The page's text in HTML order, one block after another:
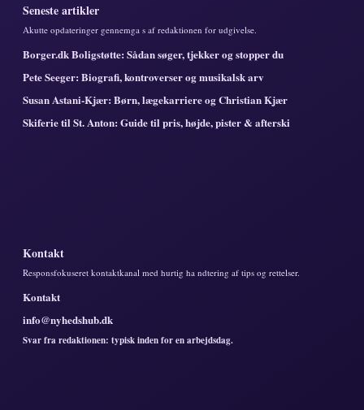
Seneste artikler
Akutte opdateringer gennemga s af redaktionen for udgivelse.
Borger.dk Boligstøtte: Sådan søger, tjekker og stopper du
Pete Seeger: Biografi, kontroverser og musikalsk arv
Susan Astani-Kjær: Børn, lægekarriere og Christian Kjær
Skiferie til St. Anton: Guide til pris, højde, pister & afterski
Kontakt
Responsfokuseret kontaktkanal med hurtig ha ndtering af tips og rettelser.
Kontakt
info@nyhedshub.dk
Svar fra redaktionen: typisk inden for en arbejdsdag.